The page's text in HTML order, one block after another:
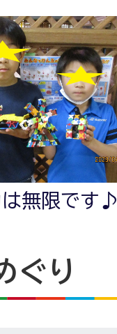
無限です♪
ぐり